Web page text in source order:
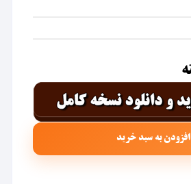
افزودن به سبد خرید